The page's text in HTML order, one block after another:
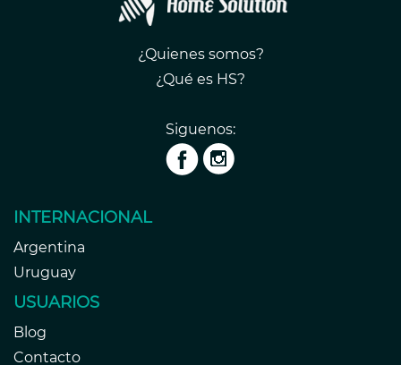
¿Quienes somos?
¿Qué es HS?
Siguenos:
INTERNACIONAL
Argentina
Uruguay
USUARIOS
Blog
Contacto